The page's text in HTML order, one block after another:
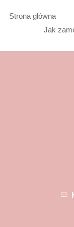
Strona główna
Jak